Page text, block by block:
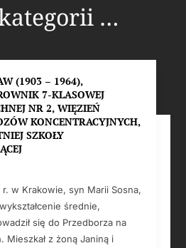
…
(1903 – 1964),
7-KLASOWEJ
NR 2, WIĘZIEŃ
KONCENTRACYJNYCH,
SZKOŁY
r. w Krakowie, syn Marii Sosna,
średnie,
się do Przedborza na
Mieszkał z żoną Janiną i